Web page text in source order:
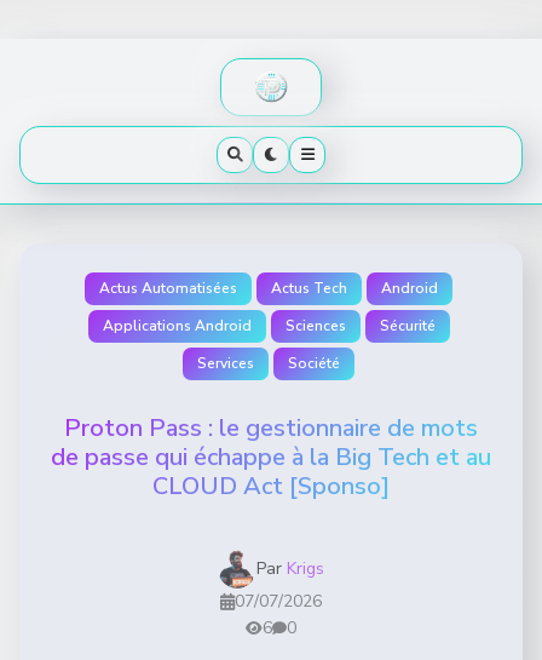
Actus Automatisées Actus Tech
Android
Applications Android
Sciences
Sécurité
Services
Société
Proton Pass : le gestionnaire de mots
de passe qui échappe à la Big Tech et au
CLOUD Act [Sponso]
Par Krigs
07/07/2026
6
0